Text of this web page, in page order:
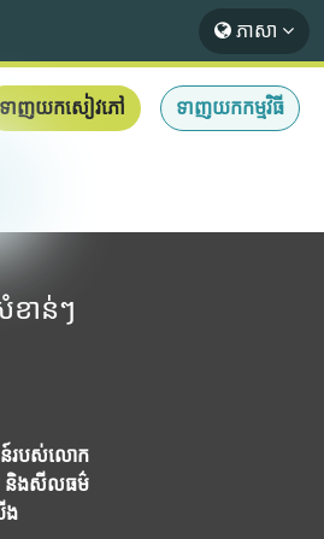
ភាសា
ទាញយកសៀវភៅ ទាញយកកម្មវិធី
ាន់ៗ
ន៍របស់លោក
និងសីលធម៌
ង